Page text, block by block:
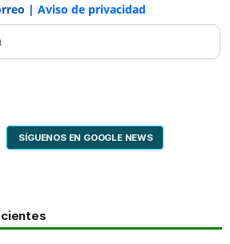
| Aviso de privacidad
SÍGUENOS EN GOOGLE NEWS